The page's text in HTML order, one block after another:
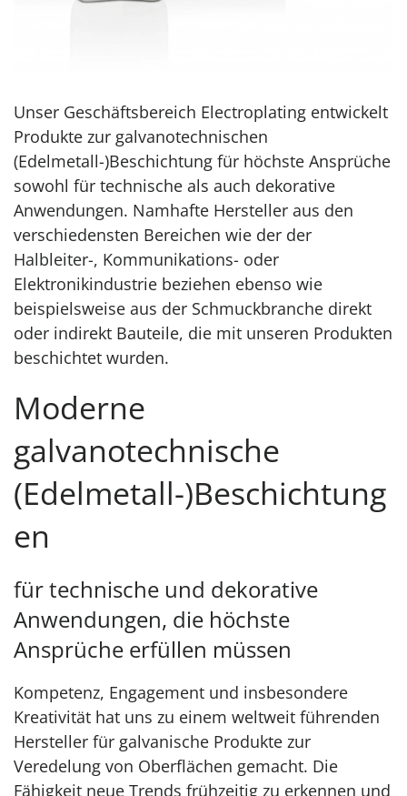
Unser Geschäftsbereich Electroplating entwickelt
Produkte zur galvanotechnischen
(Edelmetall-)Beschichtung für höchste Ansprüche
sowohl für technische als auch dekorative
Anwendungen. Namhafte Hersteller aus den
verschiedensten Bereichen wie der der
Halbleiter-, Kommunikations- oder
Elektronikindustrie beziehen ebenso wie
beispielsweise aus der Schmuckbranche direkt
oder indirekt Bauteile, die mit unseren Produkten
beschichtet wurden.
Moderne
galvanotechnische
(Edelmetall-)Beschichtung
en
für technische und dekorative
Anwendungen, die höchste
Ansprüche erfüllen müssen
Kompetenz, Engagement und insbesondere
Kreativität hat uns zu einem weltweit führenden
Hersteller für galvanische Produkte zur
Veredelung von Oberflächen gemacht. Die
Fähigkeit neue Trends frühzeitig zu erkennen und